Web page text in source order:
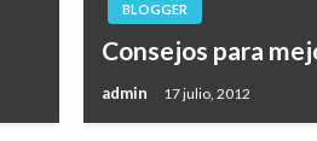
BLOGGER
Consejos para
admin 17 julio, 2012